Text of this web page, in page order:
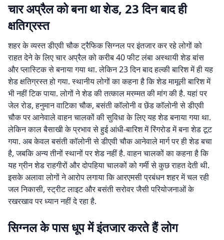
चार अप्रैल को बना था शेड, 23 दिन बाद ही
क्षतिग्रस्त
शहर के व्यस्त डीएवी चौक ट्रैफिक सिग्नल पर इंतजार कर रहे लोगों को
राहत देने के लिए चार अप्रैल को करीब 40 फीट लंबा अस्थायी शेड बांस
और प्लास्टिक से बनाया गया था. लेकिन 23 दिन बाद हल्की बारिश में ही यह
शेड क्षतिग्रस्त हो गया. स्थानीय लोगों का कहना है कि शेड मामूली बारिश में
भी नहीं टिक पाया. लोगों ने शेड की तत्काल मरम्मत की मांग की है. यहां पर
जेल रोड, हनुमान वाटिका चौक, बसंती कॉलोनी व छेंड कॉलोनी से डीएवी
चौक पर आनेवाले वाहन चालकों की सुविधा के लिए यह शेड बनाया गया था.
लेकिन काल बैसाखी के प्रभाव से हुई आंधी-बारिश में रिंगरोड में बना शेड टूट
गया. अब केवल बसंती कॉलोनी से डीएवी चौक आनेवाले मार्ग पर ही शेड बचा
है, जबकि अन्य तीनों स्थानों पर शेड नहीं है. वाहन चालकों का कहना है कि
यह ग्रीन शेड राहगीरों और दोपहिया चालकों को गर्मी से कुछ राहत देती थी.
इसके अलावा लोगों ने आरोप लगाया कि आरएमसी प्रबंधन शहर में चल रही
जल निकासी, स्ट्रीट लाइट और बसंती सरोवर जैसी परियोजनाओं के
रखरखाव पर ध्यान नहीं दे रहा है.
सिग्नल के पास धूप में इंतजार करते हैं लोग